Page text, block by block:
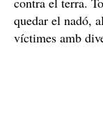
quedar el nadó,
víctimes amb